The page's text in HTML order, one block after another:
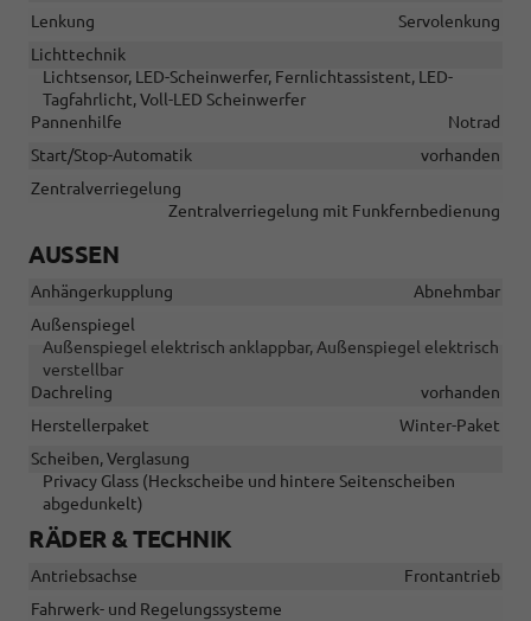
Lenkung
Servolenkung
Lichttechnik
Lichtsensor, LED-Scheinwerfer, Fernlichtassistent, LED-
Tagfahrlicht, Voll-LED Scheinwerfer
Pannenhilfe
Notrad
Start/Stop-Automatik
vorhanden
Zentralverriegelung
Zentralverriegelung mit Funkfernbedienung
AUSSEN
Anhängerkupplung
Abnehmbar
Außenspiegel
Außenspiegel elektrisch anklappbar, Außenspiegel elektrisch
verstellbar
Dachreling
vorhanden
Herstellerpaket
Winter-Paket
Scheiben, Verglasung
Privacy Glass (Heckscheibe und hintere Seitenscheiben
abgedunkelt)
RÄDER & TECHNIK
Antriebsachse
Frontantrieb
Fahrwerk- und Regelungssysteme